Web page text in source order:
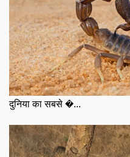
दुनिया का सबसे �...